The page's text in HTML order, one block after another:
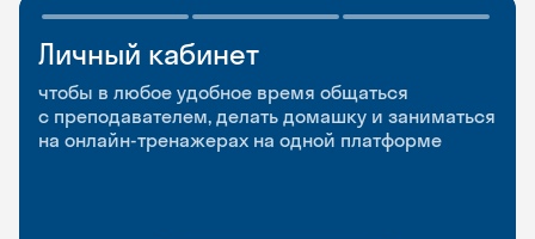
Личный кабинет
чтобы в любое удобное время общаться
с преподавателем, делать домашку и заниматься
на онлайн-тренажерах на одной платформе
Мобильное
приложение
чтобы заниматься и изучать новые слова где
и когда удобно
Разговорные клубы
и Talks
Групповые занятия для разговорной практики
и индивидуальные встречи с преподавателями